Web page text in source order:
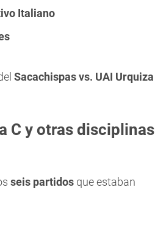
Italiano
Sacachispas vs. UAI Urquiza
C y otras disciplinas
seis partidos que estaban